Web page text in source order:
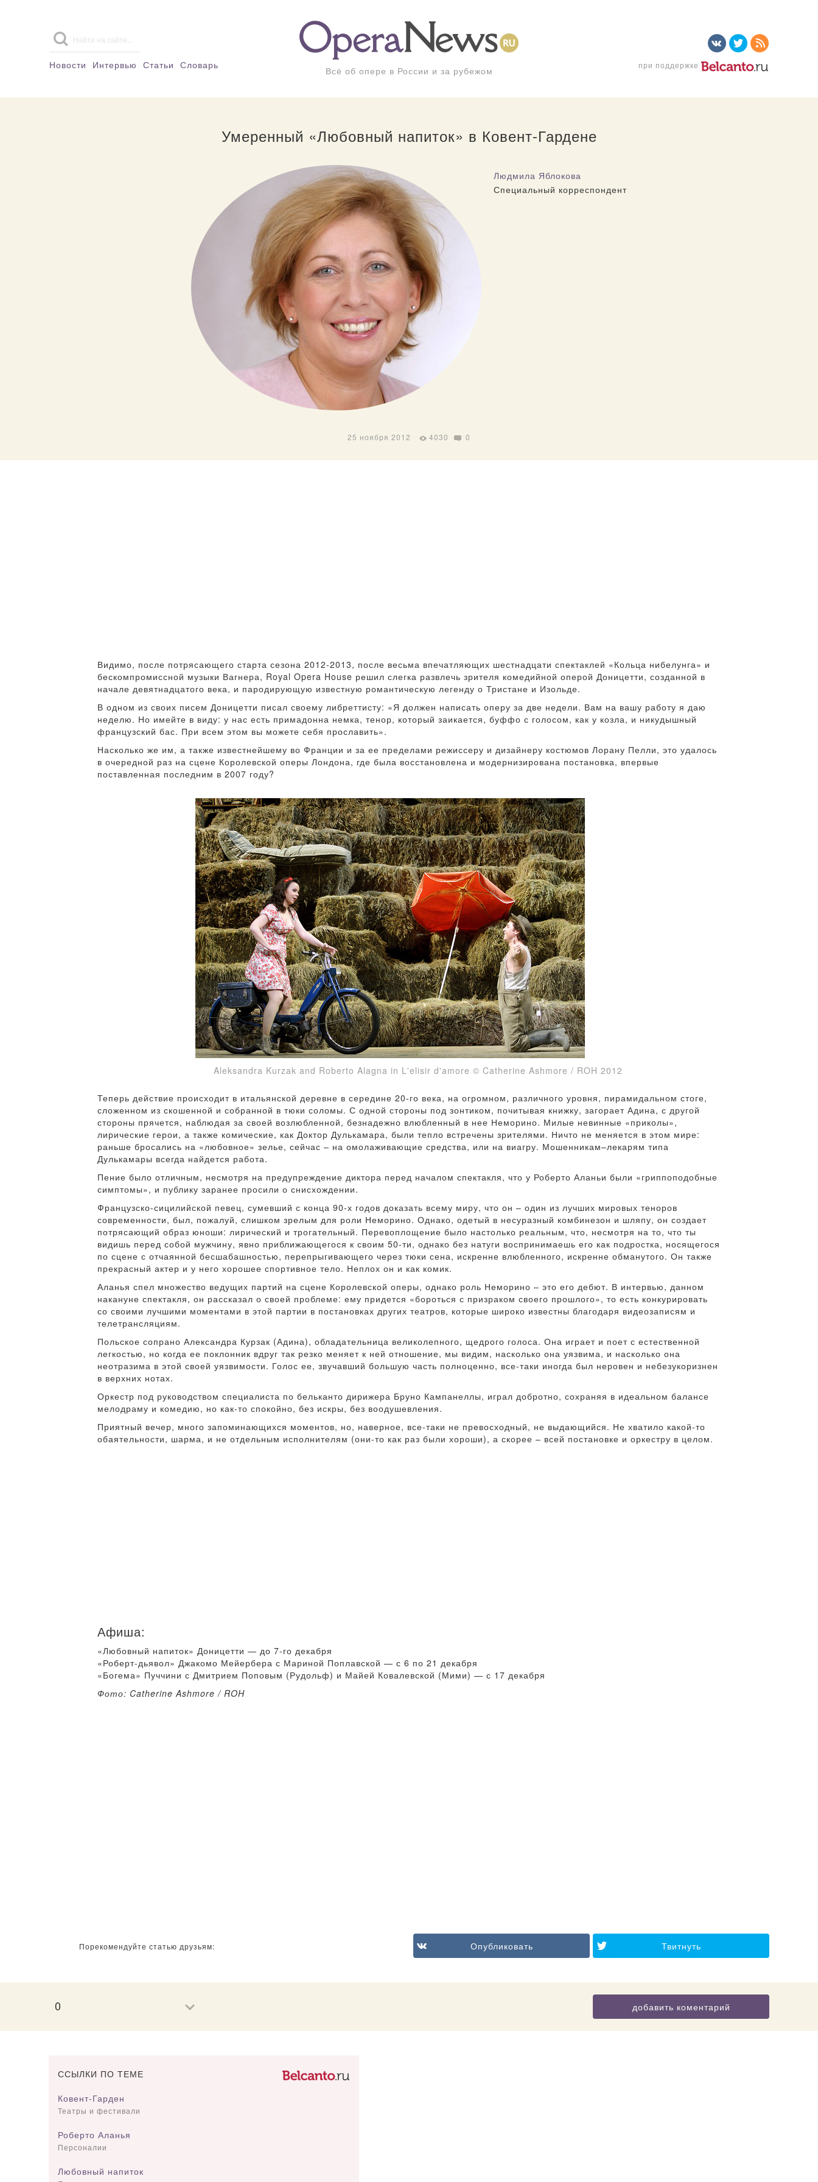
Новости Интервью Статьи Словарь Всё об опере в России и за рубежом при поддержке
Умеренный «Любовный напиток» в Ковент-Гардене
Людмила Яблокова
Специальный корреспондент
25 ноября 2012 4030 0
Видимо, после потрясающего старта сезона 2012-2013, после весьма впечатляющих шестнадцати спектаклей «Кольца нибелунга» и
бескомпромиссной музыки Вагнера, Royal Opera House решил слегка развлечь зрителя комедийной оперой Доницетти, созданной в
начале девятнадцатого века, и пародирующую известную романтическую легенду о Тристане и Изольде.
В одном из своих писем Доницетти писал своему либреттисту: «Я должен написать оперу за две недели. Вам на вашу работу я даю
неделю. Но имейте в виду: у нас есть примадонна немка, тенор, который заикается, буффо с голосом, как у козла, и никудышный
французский бас. При всем этом вы можете себя прославить».
Насколько же им, а также известнейшему во Франции и за ее пределами режиссеру и дизайнеру костюмов Лорану Пелли, это удалось
в очередной раз на сцене Королевской оперы Лондона, где была восстановлена и модернизирована постановка, впервые
поставленная последним в 2007 году?
Aleksandra Kurzak and Roberto Alagna in L'elisir d'amore © Catherine Ashmore / ROH 2012
Теперь действие происходит в итальянской деревне в середине 20-го века, на огромном, различного уровня, пирамидальном стоге,
сложенном из скошенной и собранной в тюки соломы. С одной стороны под зонтиком, почитывая книжку, загорает Адина, с другой
стороны прячется, наблюдая за своей возлюбленной, безнадежно влюбленный в нее Неморино. Милые невинные «приколы»,
лирические герои, а также комические, как Доктор Дулькамара, были тепло встречены зрителями. Ничто не меняется в этом мире:
раньше бросались на «любовное» зелье, сейчас – на омолаживающие средства, или на виагру. Мошенникам–лекарям типа
Дулькамары всегда найдется работа.
Пение было отличным, несмотря на предупреждение диктора перед началом спектакля, что у Роберто Аланьи были «гриппоподобные
симптомы», и публику заранее просили о снисхождении.
Французско-сицилийской певец, сумевший с конца 90-х годов доказать всему миру, что он – один из лучших мировых теноров
современности, был, пожалуй, слишком зрелым для роли Неморино. Однако, одетый в несуразный комбинезон и шляпу, он создает
потрясающий образ юноши: лирический и трогательный. Перевоплощение было настолько реальным, что, несмотря на то, что ты
видишь перед собой мужчину, явно приближающегося к своим 50-ти, однако без натуги воспринимаешь его как подростка, носящегося
по сцене с отчаянной бесшабашностью, перепрыгивающего через тюки сена, искренне влюбленного, искренне обманутого. Он также
прекрасный актер и у него хорошее спортивное тело. Неплох он и как комик.
Аланья спел множество ведущих партий на сцене Королевской оперы, однако роль Неморино – это его дебют. В интервью, данном
накануне спектакля, он рассказал о своей проблеме: ему придется «бороться с призраком своего прошлого», то есть конкурировать
со своими лучшими моментами в этой партии в постановках других театров, которые широко известны благодаря видеозаписям и
телетрансляциям.
Польское сопрано Александра Курзак (Адина), обладательница великолепного, щедрого голоса. Она играет и поет с естественной
легкостью, но когда ее поклонник вдруг так резко меняет к ней отношение, мы видим, насколько она уязвима, и насколько она
неотразима в этой своей уязвимости. Голос ее, звучавший большую часть полноценно, все-таки иногда был неровен и небезукоризнен
в верхних нотах.
Оркестр под руководством специалиста по бельканто дирижера Бруно Кампанеллы, играл добротно, сохраняя в идеальном балансе
мелодраму и комедию, но как-то спокойно, без искры, без воодушевления.
Приятный вечер, много запоминающихся моментов, но, наверное, все-таки не превосходный, не выдающийся. Не хватило какой-то
обаятельности, шарма, и не отдельным исполнителям (они-то как раз были хороши), а скорее – всей постановке и оркестру в целом.
Афиша:
«Любовный напиток» Доницетти — до 7-го декабря
«Роберт-дьявол» Джакомо Мейербера с Мариной Поплавской — с 6 по 21 декабря
«Богема» Пуччини с Дмитрием Поповым (Рудольф) и Майей Ковалевской (Мими) — с 17 декабря
Фото: Catherine Ashmore / ROH
Порекомендуйте статью друзьям: Опубликовать Твитнуть
0 добавить коментарий
ССЫЛКИ ПО ТЕМЕ
Ковент-Гарден
Театры и фестивали
Роберто Аланья
Персоналии
Любовный напиток